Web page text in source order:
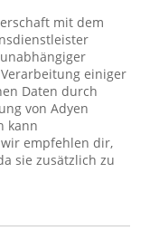
mit dem
einiger
Daten durch
von Adyen
kann
empfehlen dir,
sie zusätzlich zu